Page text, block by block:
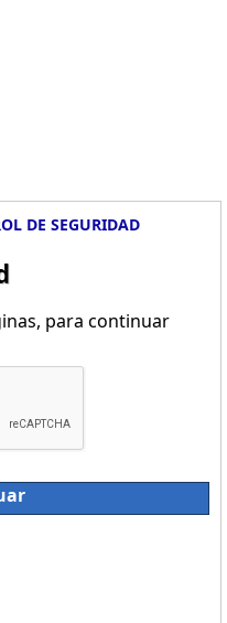
DE SEGURIDAD
para continuar